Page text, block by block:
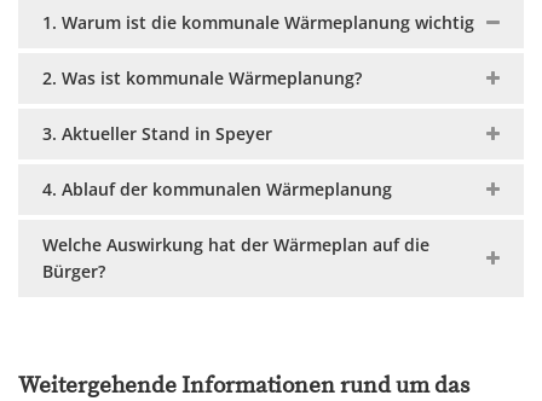
1. Warum ist die kommunale Wärmeplanung wichtig
2. Was ist kommunale Wärmeplanung?
3. Aktueller Stand in Speyer
4. Ablauf der kommunalen Wärmeplanung
Welche Auswirkung hat der Wärmeplan auf die
Bürger?
Weitergehende Informationen rund um das